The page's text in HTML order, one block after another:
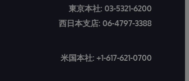
東京本社: 03-5321-6200
西日本支店: 06-4797-3388
米国本社: +1-617-621-0700